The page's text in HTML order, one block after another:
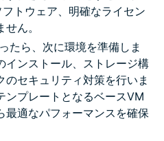
トウェア、明確なライセン
ん。
たら、次に環境を準備しま
インストール、ストレージ構
のセキュリティ対策を行いま
ンプレートとなるベースVM
最適なパフォーマンスを確保